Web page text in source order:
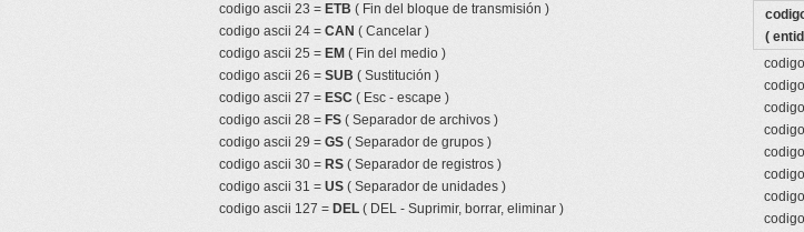
codigo ascii 23 = ETB ( Fin del bloque de transmisión )
codigo ascii 24 = CAN ( Cancelar )
codigo ascii 25 = EM ( Fin del medio )
codigo ascii 26 = SUB ( Sustitución )
codigo ascii 27 = ESC ( Esc - escape )
codigo ascii 28 = FS ( Separador de archivos )
codigo ascii 29 = GS ( Separador de grupos )
codigo ascii 30 = RS ( Separador de registros )
codigo ascii 31 = US ( Separador de unidades )
codigo ascii 127 = DEL ( DEL - Suprimir, borrar, eliminar )
(